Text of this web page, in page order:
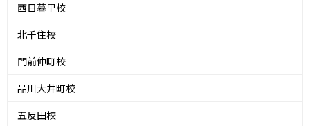
西日暮里校
北千住校
門前仲町校
品川大井町校
五反田校